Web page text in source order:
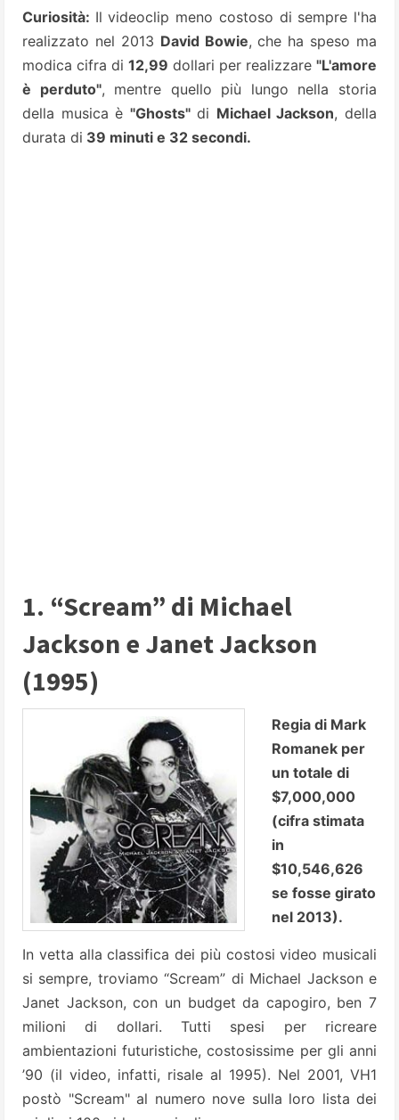
Curiosità: Il videoclip meno costoso di sempre l'ha
realizzato nel 2013 David Bowie, che ha speso ma
modica cifra di 12,99 dollari per realizzare "L'amore
è perduto", mentre quello più lungo nella storia
della musica è "Ghosts"di Michael Jackson, della
durata di 39 minuti e 32 secondi.
1. “Scream” di Michael
Jackson e Janet Jackson
(1995)
Regia di Mark
Romanek per
un totale di
$7,000,000
(cifra stimata
in
$10,546,626
se fosse girato
nel 2013).
In vetta alla classifica dei più costosi video musicali
si sempre, troviamo “Scream” di Michael Jackson e
Janet Jackson, con un budget da capogiro, ben 7
milioni di dollari. Tutti spesi per ricreare
ambientazioni futuristiche, costosissime per gli anni
’90 (il video, infatti, risale al 1995). Nel 2001, VH1
postò "Scream" al numero nove sulla loro lista dei